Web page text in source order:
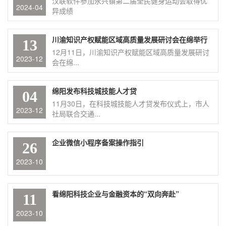
2024-04
异成绩
13
2023-12
川渝知识产权赋能区域高质量发展研讨会在绵举行
12月11日，川渝知识产权赋能区域高质量发展研讨
会在绵...
04
2023-12
绵阳发布科技城技能人才贷
11月30日，在科技城技能人才贷发布仪式上，市人
社局联合交通...
26
2023-10
企业微信小程序备案操作指引
11
2023-10
看绵阳科技企业与金融资本的“双向奔赴”